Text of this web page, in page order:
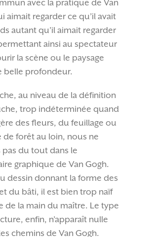
avec la pratique de Van
aimait regarder ce qu’il avait
autant qu’il aimait regarder
ainsi au spectateur
la scène ou le paysage
belle profondeur.
au niveau de la définition
trop indéterminée quand
des fleurs, du feuillage ou
de forêt au loin, nous ne
du tout dans le
graphique de Van Gogh.
dessin donnant la forme des
du bâti, il est bien trop naïf
de la main du maître. Le type
enfin, n’apparaît nulle
chemins de Van Gogh.